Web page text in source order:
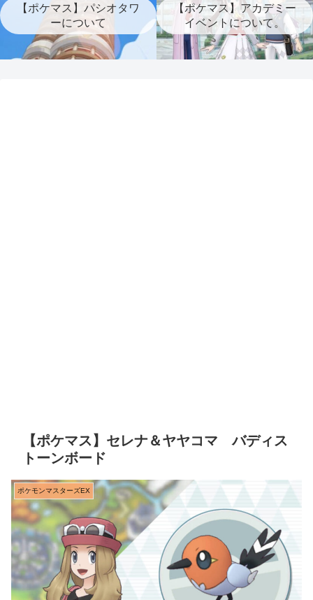
【ポケマス】パシオタワ
ーについて
【ポケマス】アカデミー
イベントについて。
【ポケマス】セレナ＆ヤヤコマ バディス
トーンボード
ポケモンマスターズEX